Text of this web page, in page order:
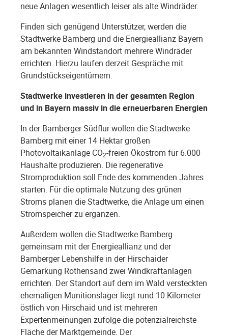
neue Anlagen wesentlich leiser als alte Windräder.
Finden sich genügend Unterstützer, werden die
Stadtwerke Bamberg und die Energieallianz Bayern
am bekannten Windstandort mehrere Windräder
errichten. Hierzu laufen derzeit Gespräche mit
Grundstückseigentümern.
Stadtwerke investieren in der gesamten Region
und in Bayern massiv in die erneuerbaren Energien
In der Bamberger Südflur wollen die Stadtwerke
Bamberg mit einer 14 Hektar großen
Photovoltaikanlage CO2-freien Ökostrom für 6.000
Haushalte produzieren. Die regenerative
Stromproduktion soll Ende des kommenden Jahres
starten. Für die optimale Nutzung des grünen
Stroms planen die Stadtwerke, die Anlage um einen
Stromspeicher zu ergänzen.
Außerdem wollen die Stadtwerke Bamberg
gemeinsam mit der Energieallianz und der
Bamberger Lebenshilfe in der Hirschaider
Gemarkung Rothensand zwei Windkraftanlagen
errichten. Der Standort auf dem im Wald versteckten
ehemaligen Munitionslager liegt rund 10 Kilometer
östlich von Hirschaid und ist mehreren
Expertenmeinungen zufolge die potenzialreichste
Fläche der Marktgemeinde. Der